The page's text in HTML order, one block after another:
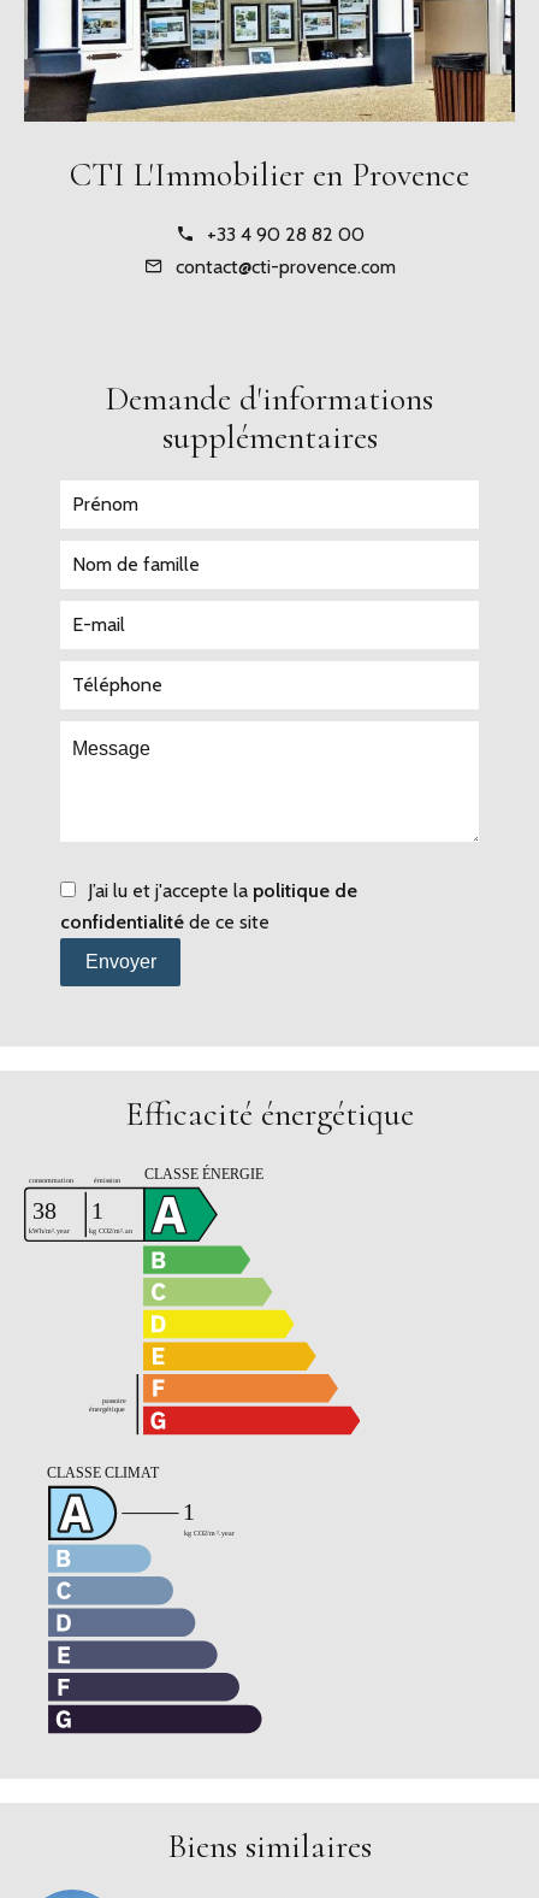
CTI L'Immobilier en Provence
+33 4 90 28 82 00
contact@cti-provence.com
Demande d'informations
supplémentaires
J’ai lu et j'accepte la politique de
confidentialité de ce site
Envoyer
Efficacité énergétique
Biens similaires